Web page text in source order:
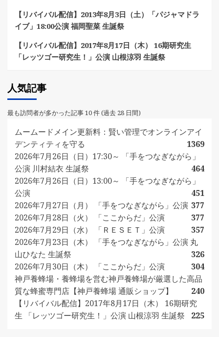
【リバイバル配信】2013年8月3日（土）「パジャマドラ
イブ」18:00公演 福岡聖菜 生誕祭
【リバイバル配信】2017年8月17日（木） 16期研究生
「レッツゴー研究生！」公演 山根涼羽 生誕祭
人気記事
最も訪問者が多かった記事 10 件 (過去 28 日間)
ムームードメイン更新料：賢い管理でオンラインアイ
デンティティを守る
1369
2026年7月26日（日）17:30～ 「手をつなぎながら」
公演 川村結衣 生誕祭
464
2026年7月26日（日）13:00～ 「手をつなぎながら」
公演
451
2026年7月27日（月） 「手をつなぎながら」公演 377
2026年7月28日（火） 「ここからだ」公演
377
2026年7月29日（水） 「ＲＥＳＥＴ」公演
357
2026年7月23日（木） 「手をつなぎながら」公演 丸
山ひなた 生誕祭
326
2026年7月30日（木） 「ここからだ」公演
304
神戸養蜂場・養蜂場を営む神戸養蜂場が厳選した高品
質な蜂蜜専門店【神戸養蜂場 通販ショップ】
240
【リバイバル配信】2017年8月17日（木） 16期研究
生 「レッツゴー研究生！」公演 山根涼羽 生誕祭
225